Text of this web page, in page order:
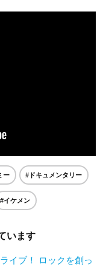
ー #ドキュメンタリー
#イケメン
います
イブ！ ロックを創っ